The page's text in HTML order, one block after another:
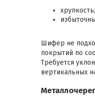
хрупкость;
Шифер не
покрытий по
Требуется
вертикальных